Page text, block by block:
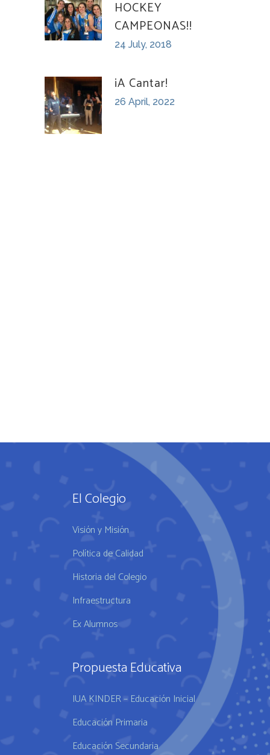
HOCKEY
CAMPEONAS!!
24 July, 2018
¡A Cantar!
26 April, 2022
El Colegio
Visión y Misión
Política de Calidad
Historia del Colegio
Infraestructura
Ex Alumnos
Propuesta Educativa
IUA KINDER – Educación Inicial
Educación Primaria
Educación Secundaria